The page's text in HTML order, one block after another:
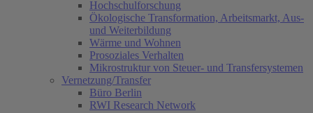
Hochschulforschung
Ökologische Transformation, Arbeitsmarkt, Aus-
und Weiterbildung
Wärme und Wohnen
Prosoziales Verhalten
Mikrostruktur von Steuer- und Transfersystemen
Vernetzung/Transfer
Büro Berlin
RWI Research Network